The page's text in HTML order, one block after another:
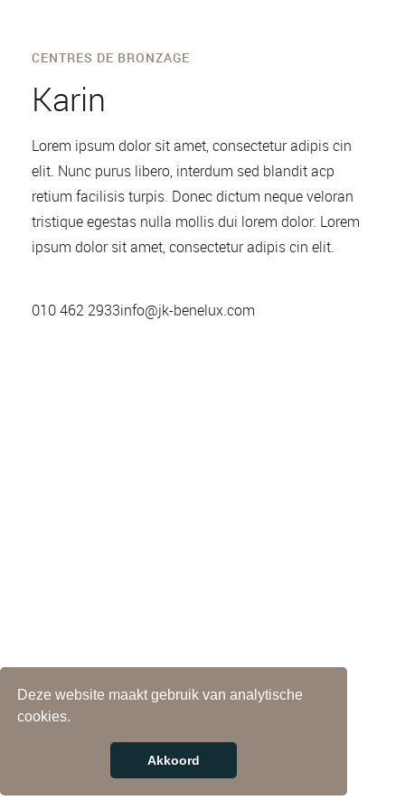
Deze website maakt gebruik van analytische
cookies.
Akkoord
CENTRES DE BRONZAGE
Karin
Lorem ipsum dolor sit amet, consectetur adipis cin
elit. Nunc purus libero, interdum sed blandit acp
retium facilisis turpis. Donec dictum neque veloran
tristique egestas nulla mollis dui lorem dolor. Lorem
ipsum dolor sit amet, consectetur adipis cin elit.
010 462 2933info@jk-benelux.com